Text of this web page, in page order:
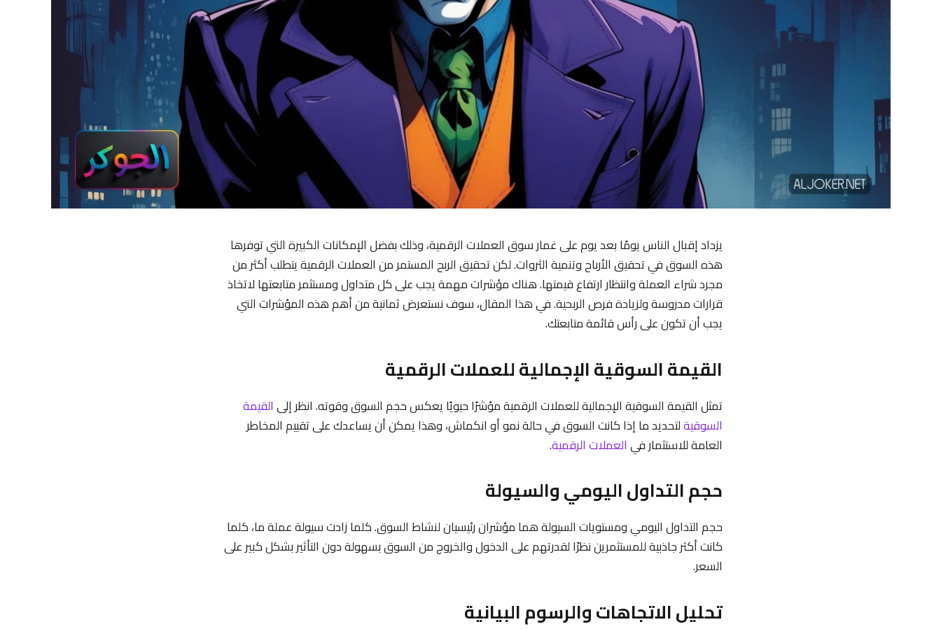
يزداد إقبال الناس يومًا بعد يوم على غمار سوق العملات الرقمية، وذلك بفضل الإمكانات الكبيرة التي توفرها
هذه السوق في تحقيق الأرباح وتنمية الثروات. لكن تحقيق الربح المستمر من العملات الرقمية يتطلب أكثر من
مجرد شراء العملة وانتظار ارتفاع قيمتها. هناك مؤشرات مهمة يجب على كل متداول ومستثمر متابعتها لاتخاذ
قرارات مدروسة ولزيادة فرص الربحية. في هذا المقال، سوف نستعرض ثمانية من أهم هذه المؤشرات التي
يجب أن تكون على رأس قائمة متابعتك.
القيمة السوقية الإجمالية للعملات الرقمية
تمثل القيمة السوقية الإجمالية للعملات الرقمية مؤشرًا حيويًا يعكس حجم السوق وقوته. انظر إلىالقيمة
السوقيةلتحديد ما إذا كانت السوق في حالة نمو أو انكماش، وهذا يمكن أن يساعدك على تقييم المخاطر
العامة للاستثمار فيالعملات الرقمية.
حجم التداول اليومي والسيولة
حجم التداول اليومي ومستويات السيولة هما مؤشران رئيسيان لنشاط السوق. كلما زادت سيولة عملة ما، كلما
كانت أكثر جاذبية للمستثمرين نظرًا لقدرتهم على الدخول والخروج من السوق بسهولة دون التأثير بشكل كبير على
السعر.
تحليل الاتجاهات والرسوم البيانية